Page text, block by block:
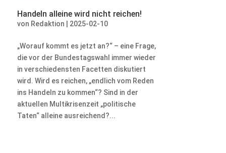
Handeln alleine wird nicht reichen!
von Redaktion 2025-02-10
„Worauf kommt es jetzt an?“ – eine Frage,
die vor der Bundestagswahl immer wieder
in verschiedensten Facetten diskutiert
wird. Wird es reichen, „endlich vom Reden
ins Handeln zu kommen“? Sind in der
aktuellen Multikrisenzeit „politische
Taten“ alleine ausreichend?...